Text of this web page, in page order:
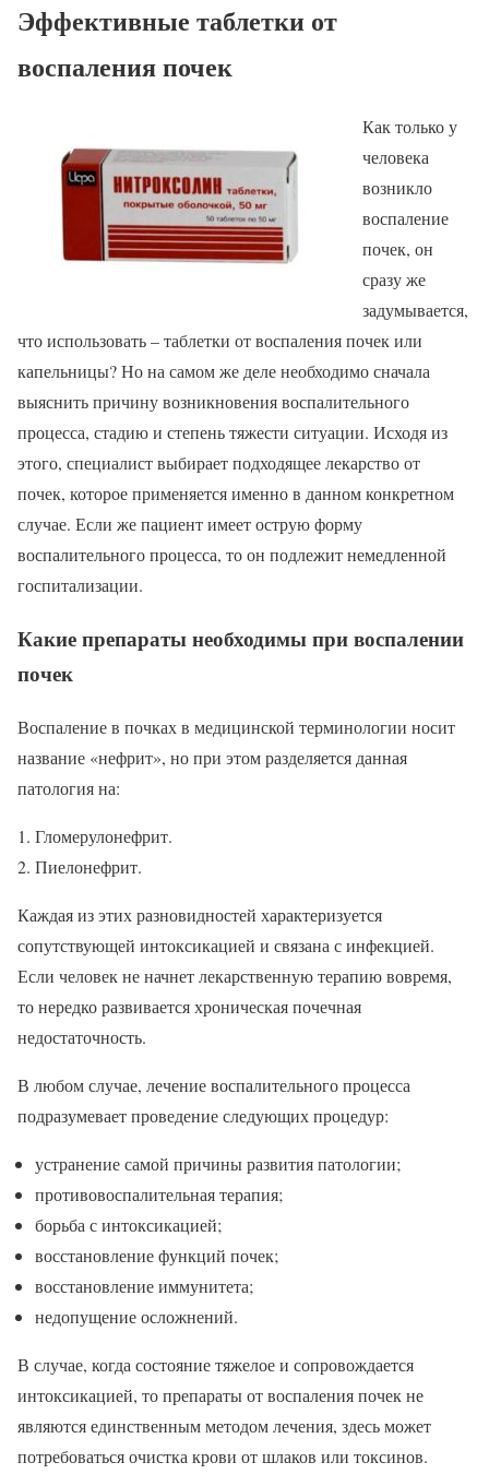
Эффективные таблетки от
воспаления почек
Как только у
человека
возникло
воспаление
почек, он
сразу же
задумывается,
что использовать – таблетки от воспаления почек или
капельницы? Но на самом же деле необходимо сначала
выяснить причину возникновения воспалительного
процесса, стадию и степень тяжести ситуации. Исходя из
этого, специалист выбирает подходящее лекарство от
почек, которое применяется именно в данном конкретном
случае. Если же пациент имеет острую форму
воспалительного процесса, то он подлежит немедленной
госпитализации.
Какие препараты необходимы при воспалении
почек
Воспаление в почках в медицинской терминологии носит
название «нефрит», но при этом разделяется данная
патология на:
Гломерулонефрит.
Пиелонефрит.
Каждая из этих разновидностей характеризуется
сопутствующей интоксикацией и связана с инфекцией.
Если человек не начнет лекарственную терапию вовремя,
то нередко развивается хроническая почечная
недостаточность.
В любом случае, лечение воспалительного процесса
подразумевает проведение следующих процедур:
устранение самой причины развития патологии;
противовоспалительная терапия;
борьба с интоксикацией;
восстановление функций почек;
восстановление иммунитета;
недопущение осложнений.
В случае, когда состояние тяжелое и сопровождается
интоксикацией, то препараты от воспаления почек не
являются единственным методом лечения, здесь может
потребоваться очистка крови от шлаков или токсинов.